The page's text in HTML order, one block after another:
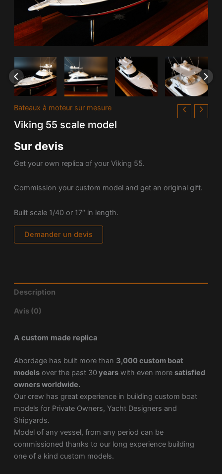
Bateaux à moteur sur mesure
Viking 55 scale model
Sur devis
Get your own replica of your Viking 55.
Commission your custom model and get an original gift.
Built scale 1/40 or 17″ in length.
Demander un devis
Description
Avis (0)
A custom made replica
Abordage has built more than 3,000 custom boat
modelsover the past 30 yearswith even more satisfied
owners worldwide.
Our crew has great experience in building custom boat
models for Private Owners, Yacht Designers and
Shipyards.
Model of any vessel, from any period can be
commissioned thanks to our long experience building
one of a kind custom models.